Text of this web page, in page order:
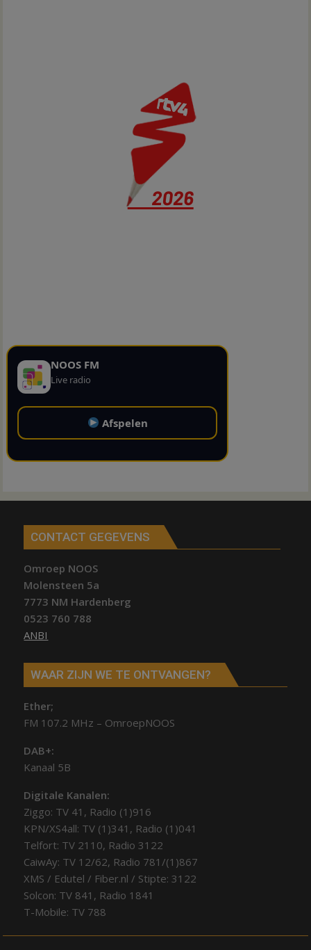
NOOS FM
Live radio
Afspelen
CONTACT GEGEVENS
Omroep NOOS
Molensteen 5a
7773 NM Hardenberg
0523 760 788
ANBI
WAAR ZIJN WE TE ONTVANGEN?
Ether;
FM 107.2 MHz – OmroepNOOS
DAB+:
Kanaal 5B
Digitale Kanalen:
Ziggo: TV 41, Radio (1)916
KPN/XS4all: TV (1)341, Radio (1)041
Telfort: TV 2110, Radio 3122
CaiwAy: TV 12/62, Radio 781/(1)867
XMS / Edutel / Fiber.nl / Stipte: 3122
Solcon: TV 841, Radio 1841
T-Mobile: TV 788